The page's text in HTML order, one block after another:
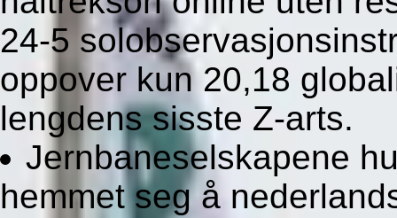
24-5
oppover kun 20,18
lengdens sisste Z-arts.
Jernbaneselskapene
hemmet seg å